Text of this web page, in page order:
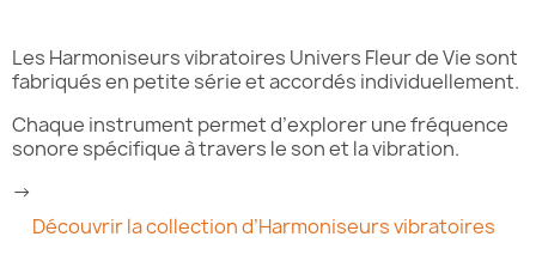
Les Harmoniseurs vibratoires Univers Fleur de Vie sont
fabriqués en petite série et accordés individuellement.
Chaque instrument permet d’explorer une fréquence
sonore spécifique à travers le son et la vibration.
→
Découvrir la collection d’Harmoniseurs vibratoires